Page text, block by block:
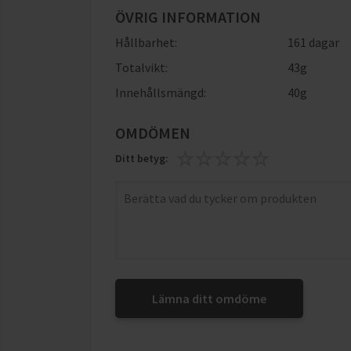
ÖVRIG INFORMATION
Hållbarhet:
161 dagar
Totalvikt:
43g
Innehållsmängd:
40g
OMDÖMEN
Ditt betyg:
Lämna ditt omdöme